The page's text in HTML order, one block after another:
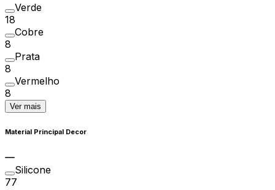
Verde
18
Cobre
8
Prata
8
Vermelho
8
Ver mais
Material Principal Decor
Silicone
77